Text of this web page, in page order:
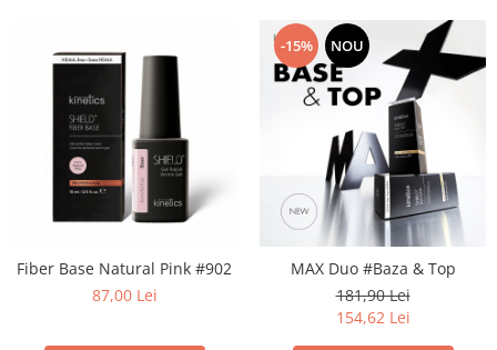
Fiber Base Natural Pink #902
87,00 Lei
-15% NOU
MAX Duo #Baza & Top
181,90 Lei
154,62 Lei